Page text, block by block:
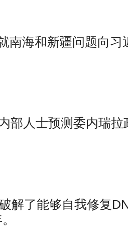
南海和新疆问题向习
部人士预测委内瑞拉
解了能够自我修复